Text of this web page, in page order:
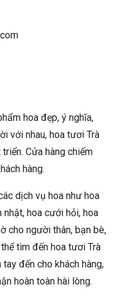
hoa đẹp, ý nghĩa,
với nhau, hoa tươi Trà
Cửa hàng chiếm
hàng.
dịch vụ hoa như hoa
nhật, hoa cưới hỏi, hoa
cho người thân, bạn bè,
tìm đến hoa tươi Trà
đến cho khách hàng,
hoàn toàn hài lòng.